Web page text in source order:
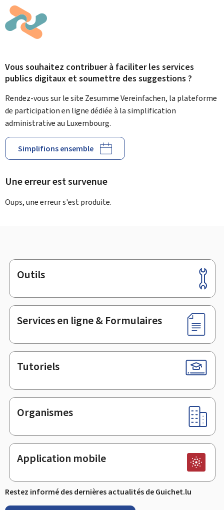
Vous souhaitez contribuer à faciliter les services
publics digitaux et soumettre des suggestions ?
Rendez-vous sur le site Zesumme Vereinfachen, la plateforme
de participation en ligne dédiée à la simplification
administrative au Luxembourg.
Simplifions ensemble
Une erreur est survenue
Oups, une erreur s'est produite.
Pied
de
page
Outils
Services en ligne & Formulaires
Tutoriels
Organismes
Application mobile
Restez informé des dernières actualités de Guichet.lu